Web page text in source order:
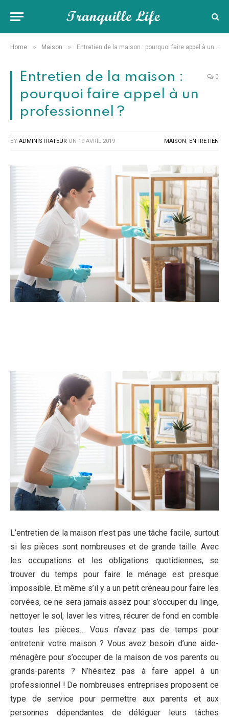
Home » Maison » Entretien de la maison : pourquoi faire appel à un professionnel ?
Entretien de la maison :
pourquoi faire appel à un
professionnel ?
0
BY ADMINISTRATEUR ON 19 AVRIL 2019 MAISON, ENTRETIEN
L’entretien de la maison n’est pas une tâche facile, surtout
si les pièces sont nombreuses et de grande taille. Avec
les occupations et les obligations quotidiennes, se
trouver du temps pour faire le ménage est presque
impossible. Et même s’il y a un petit créneau pour faire les
corvées, ce ne sera jamais assez pour s’occuper du linge,
nettoyer le sol, laver les vitres, récurer de fond en comble
toutes les pièces… Vous n’avez pas de temps pour
entretenir votre maison ? Vous avez besoin d’une aide-
ménagère pour s’occuper de la maison de vos parents ou
grands-parents ? N’hésitez pas à faire appel à un
professionnel ! De nombreuses entreprises proposent ce
type de service pour permettre aux parents et aux
personnes dépendantes de déléguer leurs tâches